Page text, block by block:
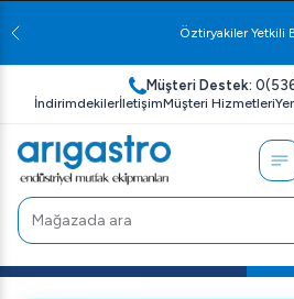
3000 TL ve üzeri
Müşteri Destek:
İndirimdekilerİletişimMüşteri Hizmetleri